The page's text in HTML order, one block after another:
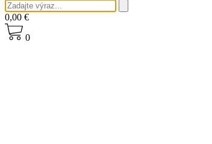
0,00 €
0